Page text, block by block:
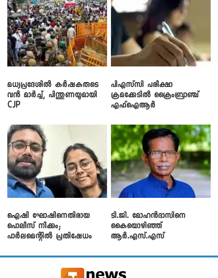
മധ്യപ്രദേശിൽ കർഷകരുടെ
വൻ മാർച്ച്, പിന്തുണയുമായി
CJP
പിഎസ്‌സി പരീക്ഷാ
ക്രമക്കേ‌ടിൽ ക്രൈംബ്രാഞ്ച്
എഫ്ഐആർ
ഐഷി ഘോഷിനെതിരായ
പൊലീസ് നീക്കം;
പാര്‍ലമെന്റിൽ പ്രതിഷേധം
ടി.ജി. മോഹൻദാസിനെ
കൈയൊഴിഞ്ഞ്
ആർ.എസ്.എസ്